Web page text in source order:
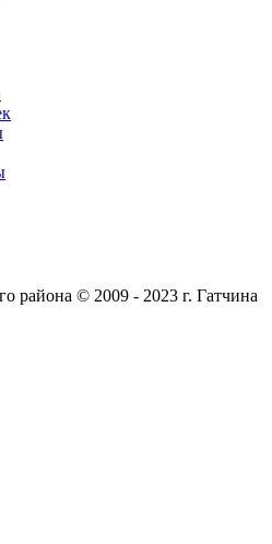
района © 2009 - 2023 г. Гатчина